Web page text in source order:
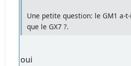
Une petite question: le GM1 a-
que le GX7 ?.
oui